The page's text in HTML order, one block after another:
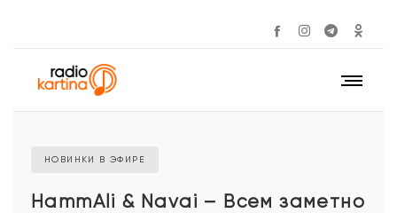
НОВИНКИ В ЭФИРЕ
HammAli & Navai – Всем заметно